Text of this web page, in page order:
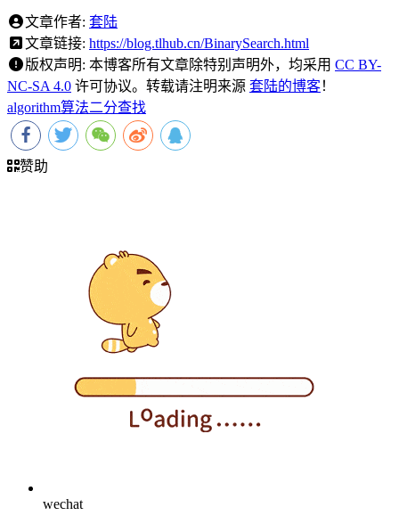
文章作者: 套陆
文章链接: https://blog.tlhub.cn/BinarySearch.html
版权声明: 本博客所有文章除特别声明外，均采用 CC BY-
NC-SA 4.0 许可协议。转载请注明来源 套陆的博客！
algorithm算法二分查找
赞助
wechat